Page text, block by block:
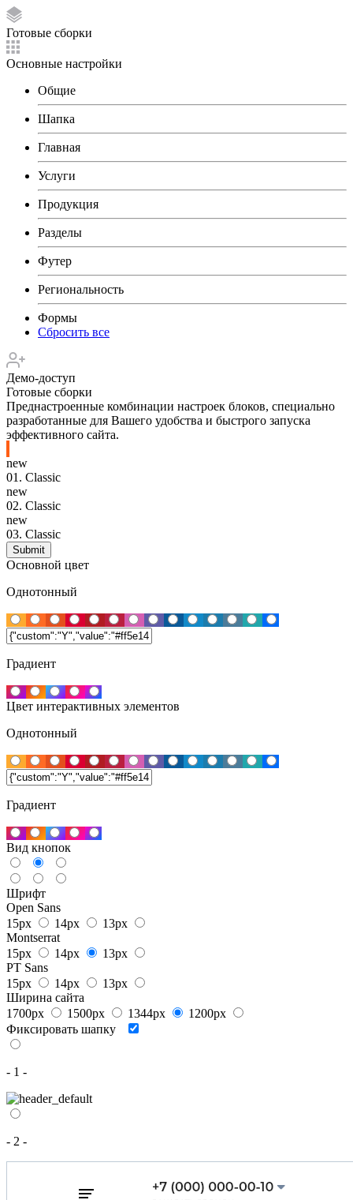
Готовые сборки
Основные настройки
Общие
Шапка
Главная
Услуги
Продукция
Разделы
Футер
Региональность
Формы
Сбросить все
Демо-доступ
Готовые сборки
Преднастроенные комбинации настроек блоков, специально
разработанные для Вашего удобства и быстрого запуска
эффективного сайта.
new
01. Classic
new
02. Classic
new
03. Classic
Основной цвет
Однотонный
Градиент
Цвет интерактивных элементов
Однотонный
Градиент
Вид кнопок
Шрифт
Open Sans
15px
14px
13px
Montserrat
15px
14px
13px
PT Sans
15px
14px
13px
Ширина сайта
1700px
1500px 1344px
1200px
Фиксировать шапку
- 1 -
- 2 -